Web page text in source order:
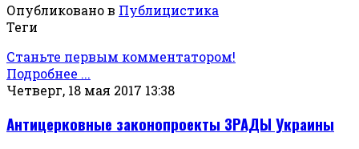
Опубликовано в Публицистика
Теги
Станьте первым комментатором!
Подробнее ...
Четверг, 18 мая 2017 13:38
Антицерковные законопроекты ЗРАДЫ Украины